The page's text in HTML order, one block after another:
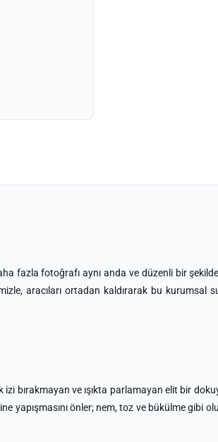
fazla fotoğrafı aynı anda ve düzenli bir
aracıları ortadan kaldırarak bu kurumsal
ve ışıkta parlamayan elit bir
yapışmasını önler; nem, toz ve bükülme gibi